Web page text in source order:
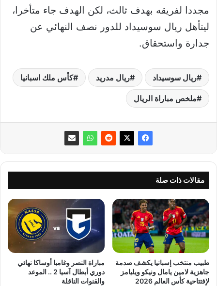
مجددا لفريقه بهدف ثالث، لكن الهدف جاء متأخرا،
ليتأهل ريال سوسيداد للدور نصف النهائي عن
جدارة واستحقاق.
ريال سوسيداد ريال مدريد كأس ملك اسبانيا
ملخص مباراة الريال
مقالات ذات صلة
طبيب منتخب إسبانيا يكشف صدمة
جاهزية لامين يامال ونيكو ويليامز
لإفتتاحية كأس العالم 2026
مباراة النصر وغامبا أوساكا نهائي
دوري أبطال آسيا 2 .. الموعد
والقنوات الناقلة